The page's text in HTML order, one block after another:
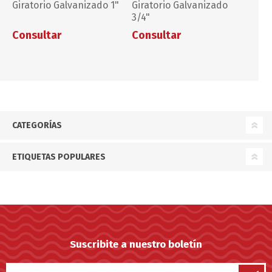
Giratorio Galvanizado 1"
Consultar
Giratorio Galvanizado
3/4"
Consultar
CATEGORÍAS
ETIQUETAS POPULARES
Suscribite a nuestro boletín